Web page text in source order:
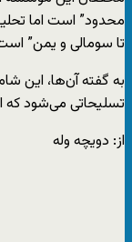
محدود” است اما
تا سومالی و یمن”
به گفته آن‌ها، این
تسلیحاتی می‌شود که
از: دویچه وله